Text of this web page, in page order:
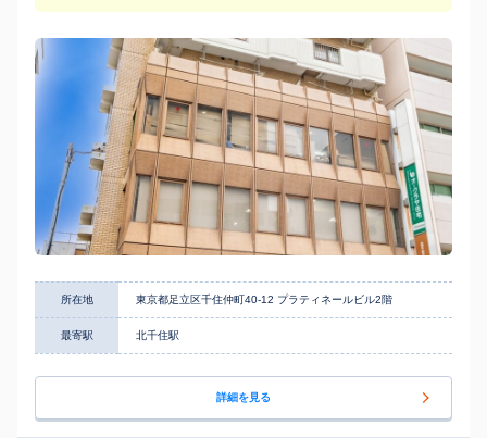
所在地 東京都足立区千住仲町40-12 プラティネールビル2階
最寄駅 北千住駅
詳細を見る